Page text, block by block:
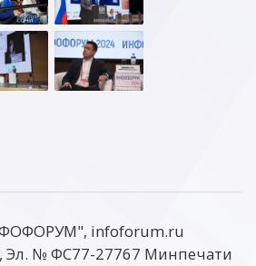
infoforum.ru
Эл. № ФС77-27767 Минпечати